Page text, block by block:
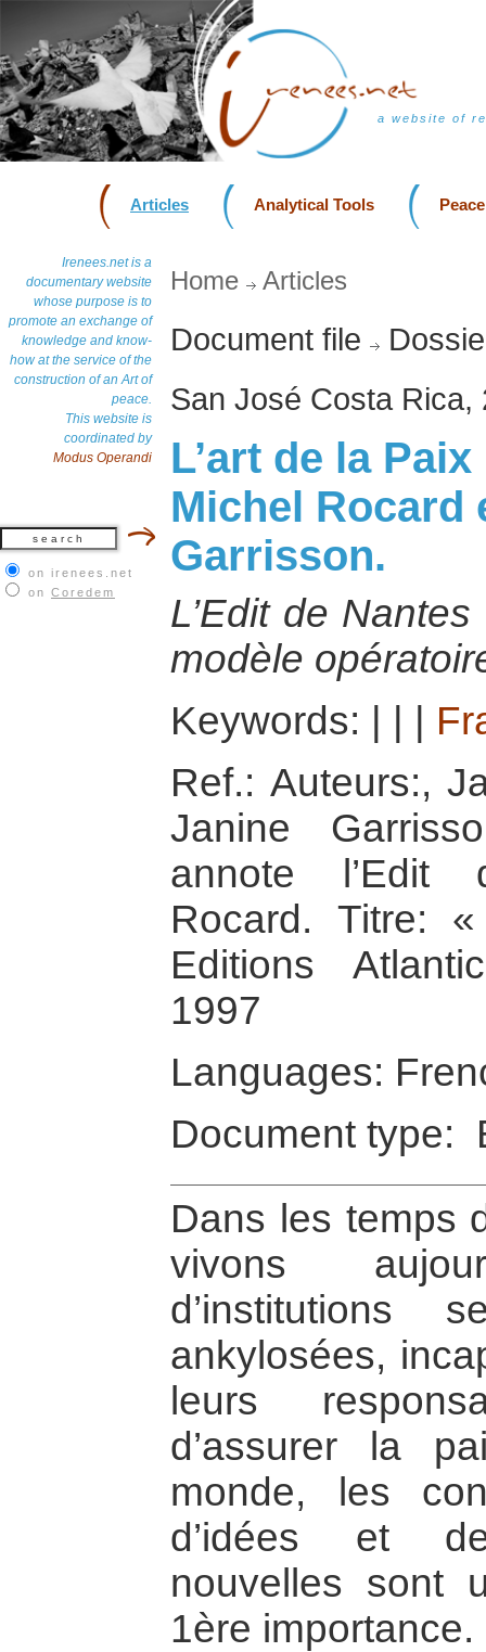
a website of
Articles Analytical Tools
Irenees.net is a
documentary website
whose purpose is to
promote an exchange of
knowledge and know-
how at the service of the
construction of an Art of
peace.
This website is
coordinated by
Modus Operandi
on irenees.net
on Coredem
Home Articles
Document file
San José Costa Rica,
L’art de la
Michel Rocard
Garrisson.
L’Edit de
modèle
Keywords:
Ref.: Auteurs:,
Janine
annote l’Edit
Rocard. Titre:
Editions
1997
Languages:
Document type:
Dans les temps
vivons
d’institutions
ankylosées,
leurs
d’assurer la
monde, les
d’idées et
nouvelles sont
1ère importance.